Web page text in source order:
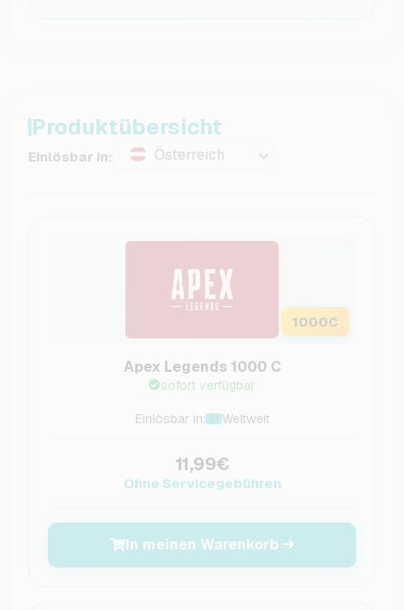
Produktübersicht
Einlösbar in: Österreich
1000C
Apex Legends 1000 C
sofort verfügbar
Einlösbar in: Weltweit
11,99€
Ohne Servicegebühren
In meinen Warenkorb